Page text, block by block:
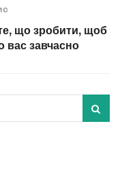
що зробити, щоб
вас завчасно